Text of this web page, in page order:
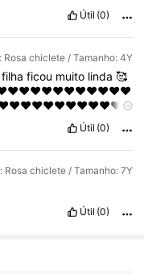
Útil (0)
Rosa chiclete / Tamanho: 4Y
filha ficou muito linda 🥰
Útil (0)
Rosa chiclete / Tamanho: 7Y
Útil (0)